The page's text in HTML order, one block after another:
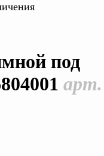
под
арт.